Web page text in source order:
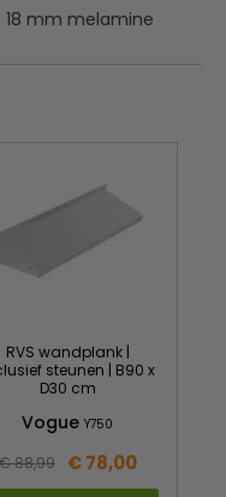
mm melamine
RVS wandplank |
steunen | B90 x
D30 cm
Vogue Y750
88,99 € 78,00